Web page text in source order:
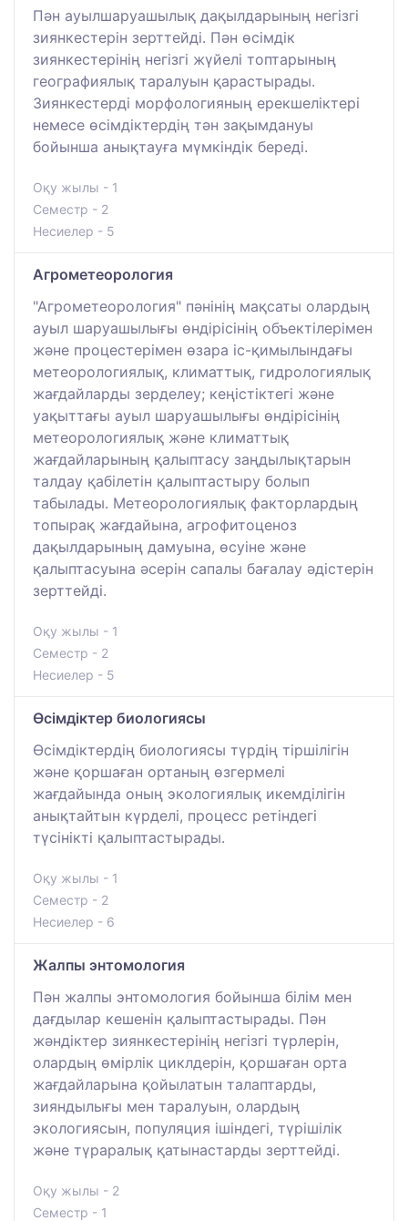
Пән ауылшаруашылық дақылдарының негізгі
зиянкестерін зерттейді. Пән өсімдік
зиянкестерінің негізгі жүйелі топтарының
географиялық таралуын қарастырады.
Зиянкестерді морфологияның ерекшеліктері
немесе өсімдіктердің тән зақымдануы
бойынша анықтауға мүмкіндік береді.
Оқу жылы - 1
Семестр - 2
Несиелер - 5
Агрометеорология
"Агрометеорология" пәнінің мақсаты олардың
ауыл шаруашылығы өндірісінің объектілерімен
және процестерімен өзара іс-қимылындағы
метеорологиялық, климаттық, гидрологиялық
жағдайларды зерделеу; кеңістіктегі және
уақыттағы ауыл шаруашылығы өндірісінің
метеорологиялық және климаттық
жағдайларының қалыптасу заңдылықтарын
талдау қабілетін қалыптастыру болып
табылады. Метеорологиялық факторлардың
топырақ жағдайына, агрофитоценоз
дақылдарының дамуына, өсуіне және
қалыптасуына әсерін сапалы бағалау әдістерін
зерттейді.
Оқу жылы - 1
Семестр - 2
Несиелер - 5
Өсімдіктер биологиясы
Өсімдіктердің биологиясы түрдің тіршілігін
және қоршаған ортаның өзгермелі
жағдайында оның экологиялық икемділігін
анықтайтын күрделі, процесс ретіндегі
түсінікті қалыптастырады.
Оқу жылы - 1
Семестр - 2
Несиелер - 6
Жалпы энтомология
Пән жалпы энтомология бойынша білім мен
дағдылар кешенін қалыптастырады. Пән
жәндіктер зиянкестерінің негізгі түрлерін,
олардың өмірлік циклдерін, қоршаған орта
жағдайларына қойылатын талаптарды,
зияндылығы мен таралуын, олардың
экологиясын, популяция ішіндегі, түрішілік
және түраралық қатынастарды зерттейді.
Оқу жылы - 2
Семестр - 1